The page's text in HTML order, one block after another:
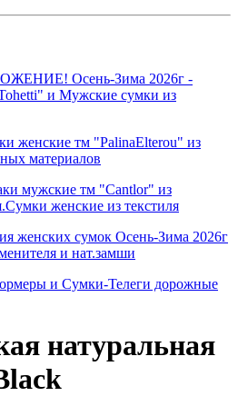
Осень-Зима 2026г -
и Мужские сумки из
женские тм "PalinaElterou" из
материалов
мужские тм "Cantlor" из
женские из текстиля
женских сумок Осень-Зима 2026г
и нат.замши
и Сумки-Телеги дорожные
натуральная